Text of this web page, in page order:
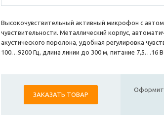
Высокочувствительный активный микрофон с
чувствительности. Металлический корпус,
акустического поролона, удобная регулировка
100…9200 Гц, длина линии до 300 м, питание 7,5…16
ЗАКАЗАТЬ ТОВАР